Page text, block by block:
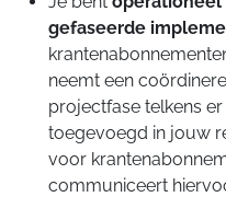
gefaseerde
neemt een
projectfase telkens
toegevoegd in jouw
voor
communiceert